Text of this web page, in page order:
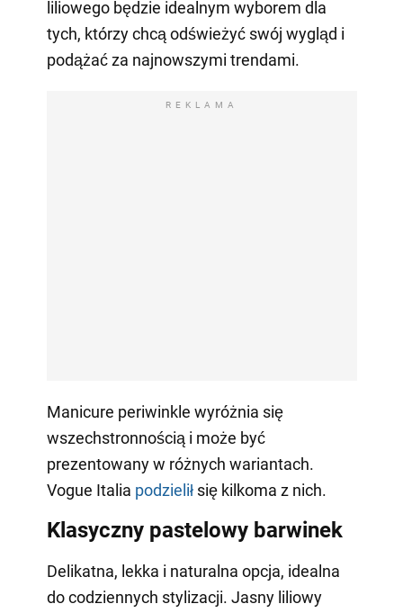
liliowego będzie idealnym wyborem dla
tych, którzy chcą odświeżyć swój wygląd i
podążać za najnowszymi trendami.
REKLAMA
Manicure periwinkle wyróżnia się
wszechstronnością i może być
prezentowany w różnych wariantach.
Vogue Italia podzieliłsię kilkoma z nich.
Klasyczny pastelowy barwinek
Delikatna, lekka i naturalna opcja, idealna
do codziennych stylizacji. Jasny liliowy